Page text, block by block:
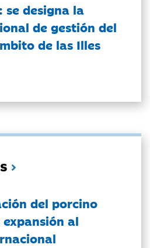
se designa la
de gestión del
de las Illes
del porcino
al